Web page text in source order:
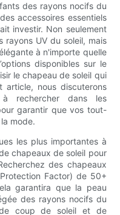
des rayons nocifs du
accessoires essentiels
investir. Non seulement
UV du soleil, mais
à n'importe quelle
disponibles sur le
le chapeau de soleil qui
nous discuterons
à rechercher dans les
garantir que vos tout-
mode.
les plus importantes à
chapeaux de soleil pour
des chapeaux
Factor) de 50+
garantira que la peau
des rayons nocifs du
coup de soleil et de